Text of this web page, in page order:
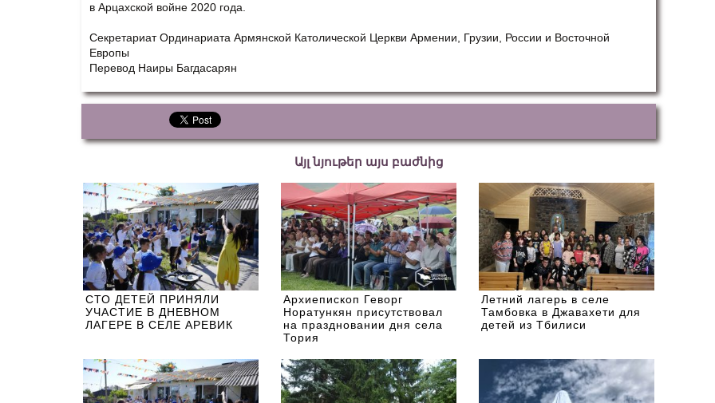
в Арцахской войне 2020 года.
Секретариат Ординариата Армянской Католической Церкви Армении, Грузии, России и Восточной
Европы
Перевод Наиры Багдасарян
Այլ նյութեր այս բաժնից
СТО ДЕТЕЙ ПРИНЯЛИ
УЧАСТИЕ В ДНЕВНОМ
ЛАГЕРЕ В СЕЛЕ АРЕВИК
Архиепископ Геворг
Норатункян присутствовал
на праздновании дня села
Тория
Летний лагерь в селе
Тамбовка в Джавахети для
детей из Тбилиси